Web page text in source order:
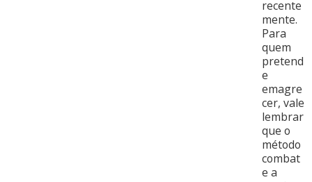
recente
mente.
Para
quem
pretend
e
emagre
cer, vale
lembrar
que o
método
combat
e a